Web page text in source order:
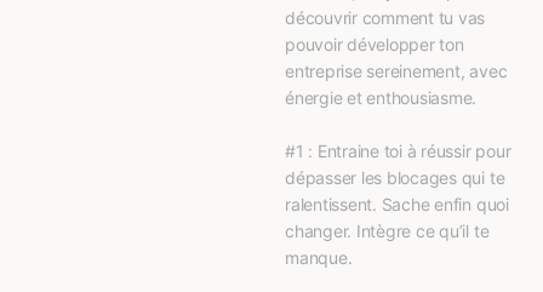
découvrir comment tu vas
pouvoir développer ton
entreprise sereinement, avec
énergie et enthousiasme.
#1 : Entraine toi à réussir pour
dépasser les blocages qui te
ralentissent. Sache enfin quoi
changer. Intègre ce qu’il te
manque.